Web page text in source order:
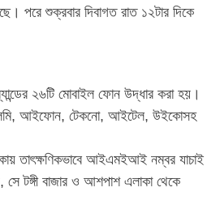
পরে শুক্রবার দিবাগত রাত ১২টার দিকে
২৬টি মোবাইল ফোন উদ্ধার করা হয়।
আইফোন, টেকনো, আইটেল, উইকোসহ
তাৎক্ষণিকভাবে আইএমইআই নম্বর যাচাই
সে টঙ্গী বাজার ও আশপাশ এলাকা থেকে